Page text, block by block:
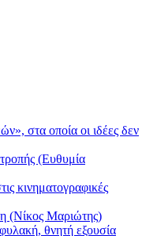
στα οποία οι ιδέες δεν
(Ευθυμία
κινηματογραφικές
(Νίκος Μαριώτης)
θνητή εξουσία